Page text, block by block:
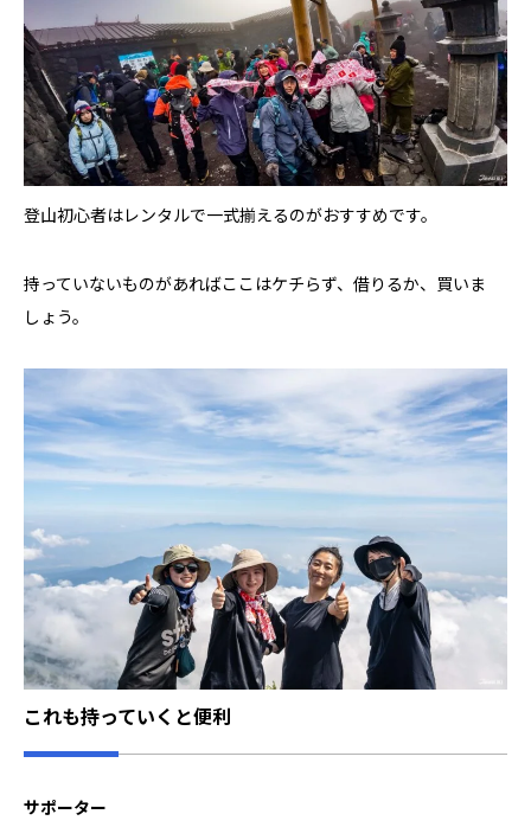
登山初心者はレンタルで一式揃えるのがおすすめです。
持っていないものがあればここはケチらず、借りるか、買いま
しょう。
これも持っていくと便利
サポーター